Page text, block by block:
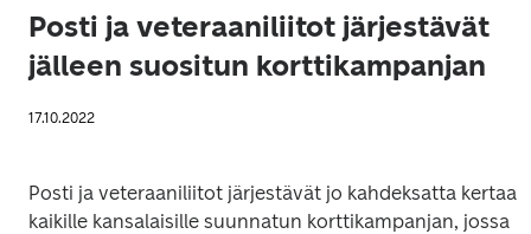
Posti ja veteraaniliitot järjestävät
jälleen suositun korttikampanjan
17.10.2022
Posti ja veteraaniliitot järjestävät jo kahdeksatta kertaa
kaikille kansalaisille suunnatun korttikampanjan, jossa